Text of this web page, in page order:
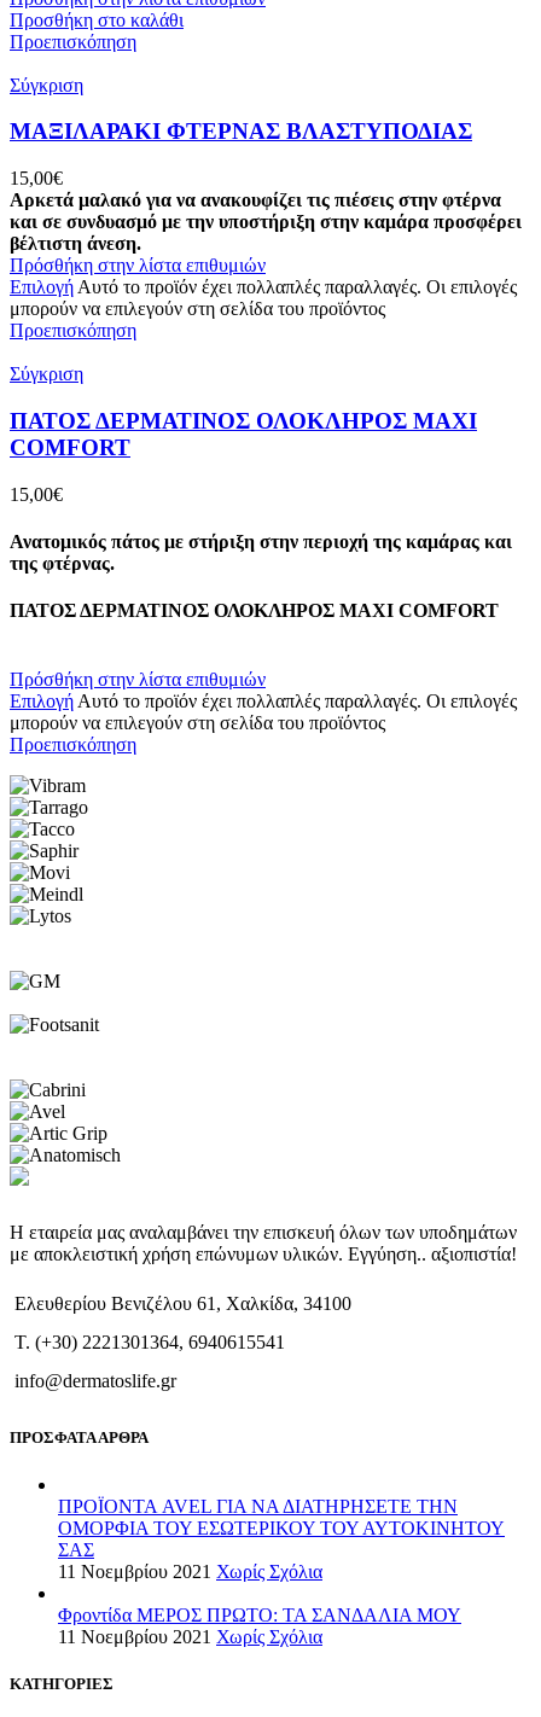
Προσθήκη στο καλάθι
Προεπισκόπηση
Σύγκριση
ΜΑΞΙΛΑΡΑΚΙ ΦΤΕΡΝΑΣ ΒΛΑΣΤΥΠΟΔΙΑΣ
15,00€
Αρκετά μαλακό για να ανακουφίζει τις πιέσεις στην φτέρνα
και σε συνδυασμό με την υποστήριξη στην καμάρα προσφέρει
βέλτιστη άνεση.
Πρόσθήκη στην λίστα επιθυμιών
Επιλογή Αυτό το προϊόν έχει πολλαπλές παραλλαγές. Οι επιλογές
μπορούν να επιλεγούν στη σελίδα του προϊόντος
Προεπισκόπηση
Σύγκριση
ΠΑΤΟΣ ΔΕΡΜΑΤΙΝΟΣ ΟΛΟΚΛΗΡΟΣ ΜΑΧΙ
COMFORT
15,00€
Ανατομικός πάτος με στήριξη στην περιοχή της καμάρας και
της φτέρνας.
ΠΑΤΟΣ ΔΕΡΜΑΤΙΝΟΣ ΟΛΟΚΛΗΡΟΣ ΜΑΧΙ COMFORT
Πρόσθήκη στην λίστα επιθυμιών
Επιλογή Αυτό το προϊόν έχει πολλαπλές παραλλαγές. Οι επιλογές
μπορούν να επιλεγούν στη σελίδα του προϊόντος
Προεπισκόπηση
Η εταιρεία μας αναλαμβάνει την επισκευή όλων των υποδημάτων
με αποκλειστική χρήση επώνυμων υλικών. Εγγύηση.. αξιοπιστία!
Ελευθερίου Βενιζέλου 61, Χαλκίδα, 34100
T. (+30) 2221301364, 6940615541
info@dermatoslife.gr
ΠΡΟΣΦΑΤΑ ΑΡΘΡΑ
ΠΡΟΪΟΝΤΑ AVEL ΓΙΑ ΝΑ ΔΙΑΤΗΡΗΣΕΤΕ ΤΗΝ
ΟΜΟΡΦΙΑ ΤΟΥ ΕΣΩΤΕΡΙΚΟΥ ΤΟΥ ΑΥΤΟΚΙΝΗΤΟΥ
ΣΑΣ
11 Νοεμβρίου 2021 Χωρίς Σχόλια
Φροντίδα ΜΕΡΟΣ ΠΡΩΤΟ: ΤΑ ΣΑΝΔΑΛΙΑ ΜΟΥ
11 Νοεμβρίου 2021 Χωρίς Σχόλια
ΚΑΤΗΓΟΡΙΕΣ